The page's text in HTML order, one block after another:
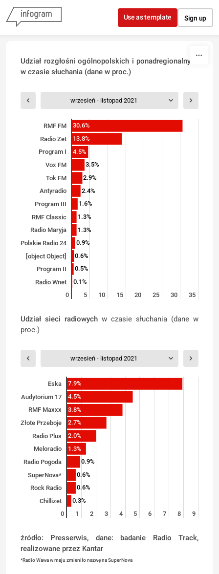
Skip to content
Use as template Sign up
Udział rozgłośni ogólnopolskich i ponadregionalnych
w czasie słuchania (dane w proc.)
wrzesień - listopad 2021
RMF FM
Radio Zet
Program I
Vox FM
Tok FM
Antyradio
Program III
RMF Classic
Radio Maryja
Polskie Radio 24
[object Object]
Program II
Radio Wnet
0 5 10 15 20 25 30 35
30.6%
13.8%
4.5%
3.5%
2.9%
2.4%
1.6%
1.3%
1.3%
0.9%
0.6%
0.5%
0.1%
Udział sieci radiowych w czasie słuchania (dane w
proc.)
wrzesień - listopad 2021
Eska
Audytorium 17
RMF Maxxx
Złote Przeboje
Radio Plus
Meloradio
Radio Pogoda
SuperNova*
Rock Radio
Chillizet
0 1 2 3 4 5 6 7 8 9
7.9%
4.5%
3.8%
2.7%
2.0%
1.3%
0.9%
0.6%
0.6%
0.3%
źródło: Presserwis, dane: badanie Radio Track,
realizowane przez Kantar
*Radio Wawa w maju zmieniło nazwę na SuperNova